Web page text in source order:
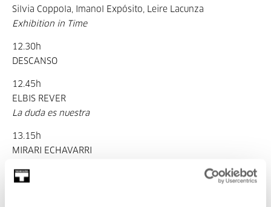
Silvia Coppola, Imanol Expósito, Leire Lacunza
Exhibition in Time
12.30h
DESCANSO
12.45h
ELBIS REVER
La duda es nuestra
13.15h
MIRARI ECHAVARRI
14.00h